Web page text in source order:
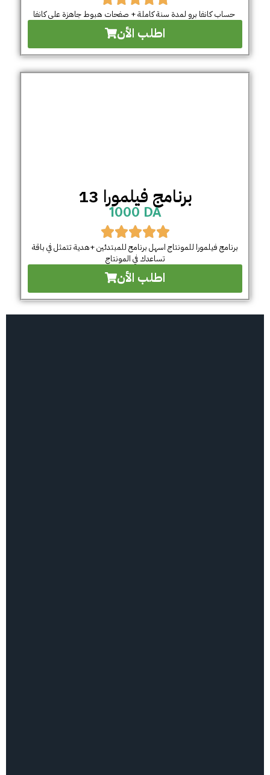
اطلب الأن
برنامج فيلمورا 13
1000 DA
برنامج فيلمورا للمونتاج اسهل برنامح للمبتدئين +هدية تتمثل في باقة
تساعدك في المونتاج
اطلب الأن